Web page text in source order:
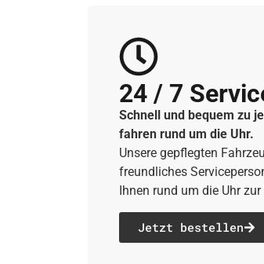
24 / 7
Schnell und bequem zu
fahren rund um die Uhr.
Unsere gepflegten
freundliches
Ihnen rund um die Uhr
Jetzt bestellen